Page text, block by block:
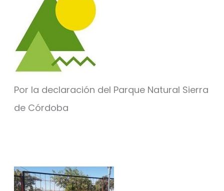
Por la declaración del Parque Natural Sierra
de Córdoba